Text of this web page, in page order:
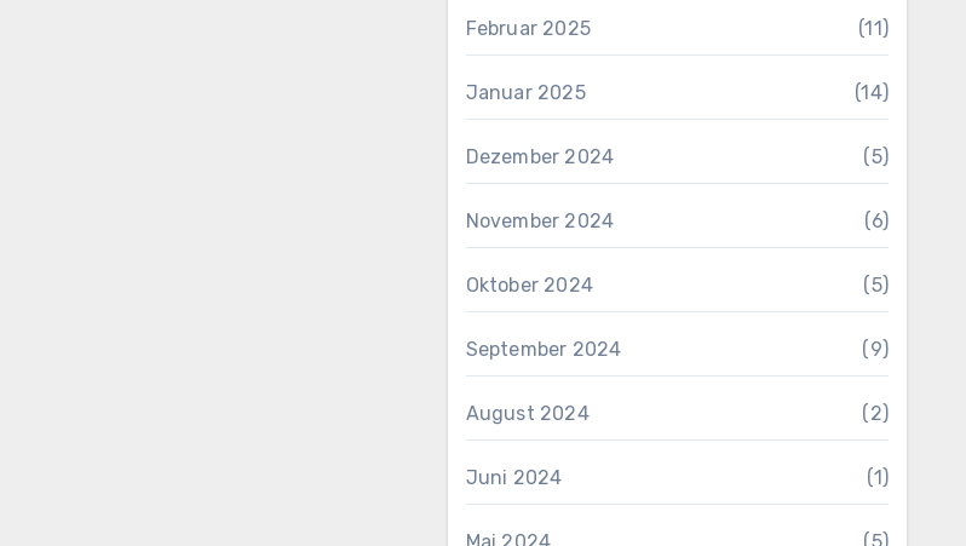
Februar 2025 (11)
Januar 2025 (14)
Dezember 2024 (5)
November 2024 (6)
Oktober 2024 (5)
September 2024 (9)
August 2024 (2)
Juni 2024 (1)